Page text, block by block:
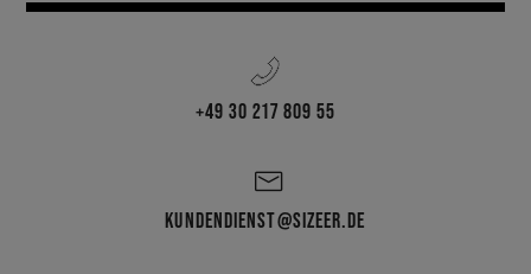
verhelfen diesen gar zu einem Look nicht von dieser Welt. Das ist eben
Streetwear can into space
Shirt für jede Jahreszeit - alles inspiriert von den Errungenschaften der
näher bringen. Möchtest du das Geheimnis eines galaktisch guten Looks
+49 30 217 809 55
KUNDENDIENST@SIZEER.DE